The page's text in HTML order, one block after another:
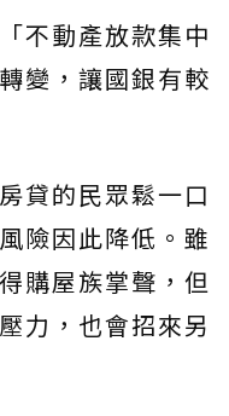
不動產放款集中
變，讓國銀有較
貸的民眾鬆一口
險因此降低。雖
購屋族掌聲，但
力，也會招來另